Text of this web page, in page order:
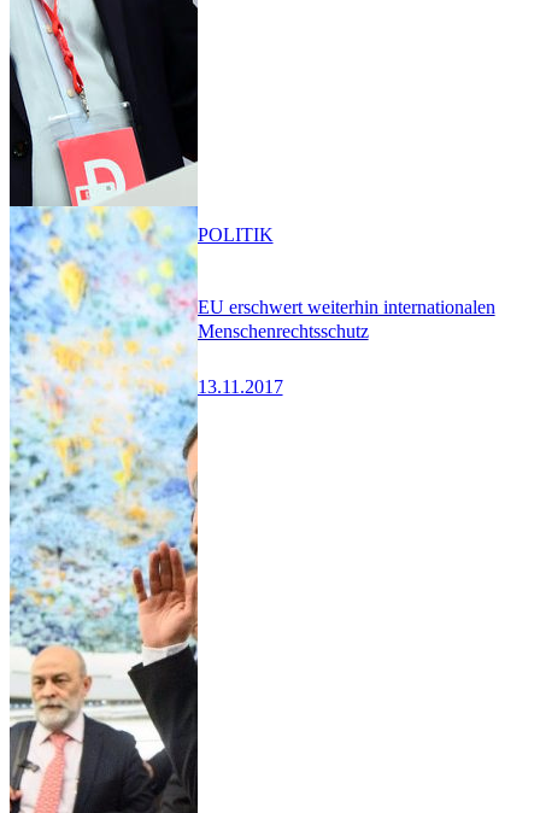
EU erschwert weiterhin internationalen
Menschenrechtsschutz
13.11.2017
POLITIK